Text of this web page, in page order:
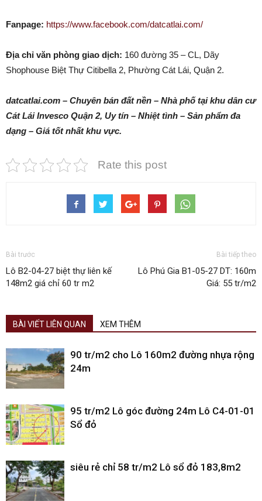
Fanpage: https://www.facebook.com/datcatlai.com/
Địa chỉ văn phòng giao dịch: 160 đường 35 – CL, Dãy
Shophouse Biệt Thự Citibella 2, Phường Cát Lái, Quận 2.
datcatlai.com – Chuyên bán đất nền – Nhà phố tại khu dân cư
Cát Lái Invesco Quận 2, Uy tín – Nhiệt tình – Sản phẩm đa
dạng – Giá tốt nhất khu vực.
Rate this post
Bài trước
Lô B2-04-27 biệt thự liên kế
148m2 giá chỉ 60 tr m2
Bài tiếp theo
Lô Phú Gia B1-05-27 DT: 160m
Giá: 55 tr/m2
BÀI VIẾT LIÊN QUAN XEM THÊM
90 tr/m2 cho Lô 160m2 đường nhựa rộng
24m
95 tr/m2 Lô góc đường 24m Lô C4-01-01
Sổ đỏ
siêu rẻ chỉ 58 tr/m2 Lô sổ đỏ 183,8m2